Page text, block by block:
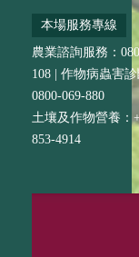
本場服務專線
農業諮詢服務：
108 | 作物病蟲害
0800-069-880
土壤及作物營養：
853-4914